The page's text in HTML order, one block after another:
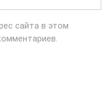
сайта в этом